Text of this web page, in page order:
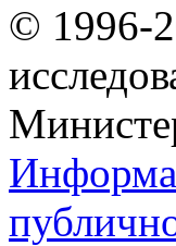
© 1996-